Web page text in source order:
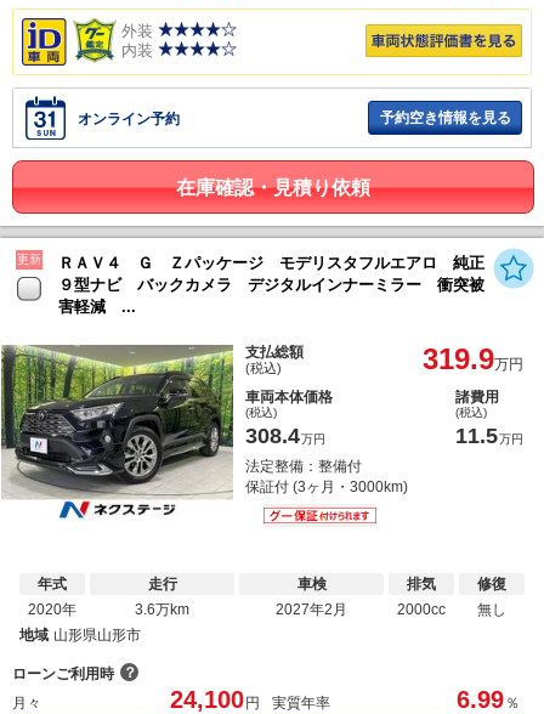
外装
内装
オンライン予約 予約空き情報を見る
在庫確認・見積り依頼
更新
ＲＡＶ４ Ｇ Ｚパッケージ モデリスタフルエアロ 純正
９型ナビ バックカメラ デジタルインナーミラー 衝突被
害軽減 ...
支払総額
(税込) 319.9万円
車両本体価格
(税込)
308.4万円
諸費用
(税込)
11.5万円
法定整備：整備付
保証付 (3ヶ月・3000km)
年式
2020年
走行
3.6万km
車検
2027年2月
排気
2000cc
修復
無し
地域 山形県山形市
ローンご利用時 ？
月々
24,100円 実質年率 6.99 ％